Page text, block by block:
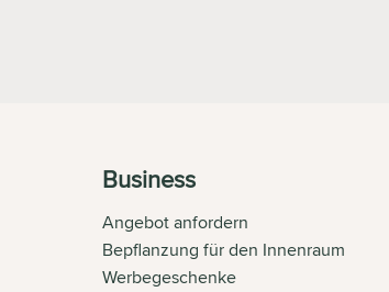
Business
Angebot anfordern
Bepflanzung für den Innenraum
Werbegeschenke